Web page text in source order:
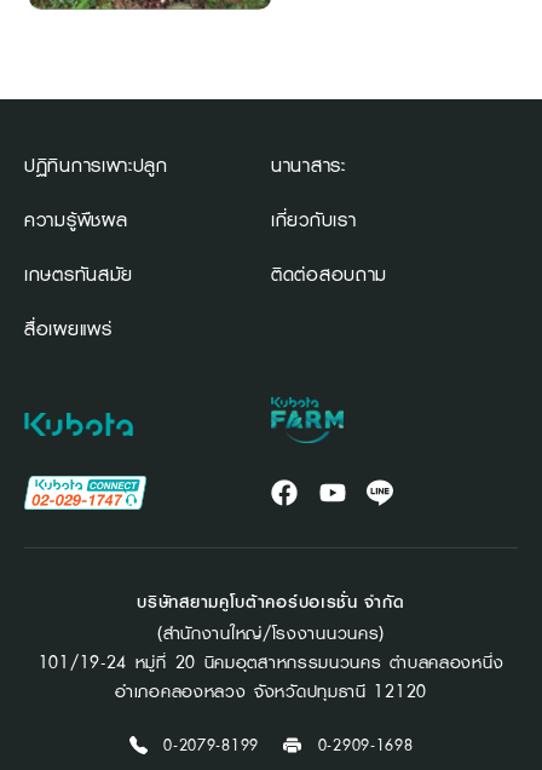
ปฏิทินการเพาะปลูก
ความรู้พืชผล
เกษตรทันสมัย
สื่อเผยแพร่
นานาสาระ
เกี่ยวกับเรา
ติดต่อสอบถาม
บริษัทสยามคูโบต้าคอร์ปอเรชั่น จำกัด
(สำนักงานใหญ่/โรงงานนวนคร)
101/19-24 หมู่ที่ 20 นิคมอุตสาหกรรมนวนคร ตำบลคลองหนึ่ง
อำเภอคลองหลวง จังหวัดปทุมธานี 12120
0-2079-8199 0-2909-1698